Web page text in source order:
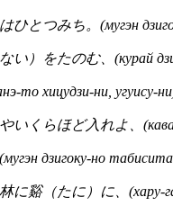
ひとつみち。(мугэн
い）をたのむ、(курай
то хицудзи-ни, угуису-
いくらほど入れよ、
дзигоку-но
に谿（たに）に、(хару-